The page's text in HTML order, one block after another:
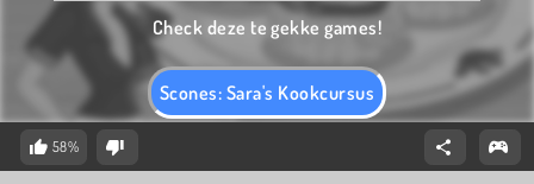
Scones: Sara's Kookcursus
Check deze te gekke games!
58%